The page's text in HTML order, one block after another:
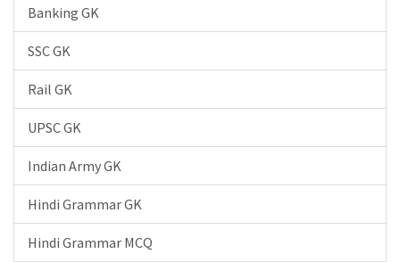
Banking GK
SSC GK
Rail GK
UPSC GK
Indian Army GK
Hindi Grammar GK
Hindi Grammar MCQ